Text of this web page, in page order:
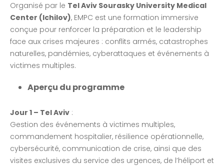
Organisé par le Tel Aviv Sourasky University Medical
Center (Ichilov), EMPC est une formation immersive
conçue pour renforcer la préparation et le leadership
face aux crises majeures : conflits armés, catastrophes
naturelles, pandémies, cyberattaques et événements à
victimes multiples.
Aperçu du programme
Jour 1 – Tel Aviv :
Gestion des événements à victimes multiples,
commandement hospitalier, résilience opérationnelle,
cybersécurité, communication de crise, ainsi que des
visites exclusives du service des urgences, de l’héliport et